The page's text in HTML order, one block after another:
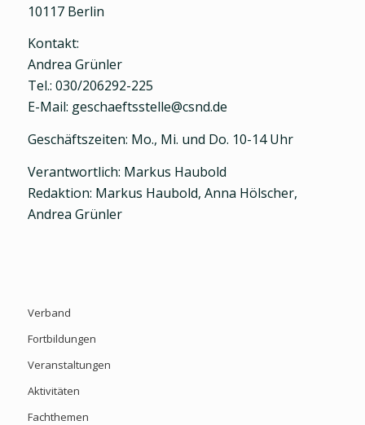
10117 Berlin
Kontakt:
Andrea Grünler
Tel.: 030/206292-225
E-Mail: geschaeftsstelle@csnd.de
Geschäftszeiten: Mo., Mi. und Do. 10-14 Uhr
Verantwortlich: Markus Haubold
Redaktion: Markus Haubold, Anna Hölscher,
Andrea Grünler
Verband
Fortbildungen
Veranstaltungen
Aktivitäten
Fachthemen